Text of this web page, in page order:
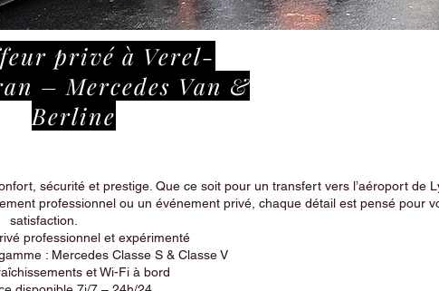
privé à Verel-
– Mercedes Van &
Berline
sécurité et prestige. Que ce soit pour un transfert vers l’aéroport de
professionnel ou un événement privé, chaque détail est pensé pour
satisfaction.
professionnel et expérimenté
: Mercedes Classe S & Classe V
et Wi-Fi à bord